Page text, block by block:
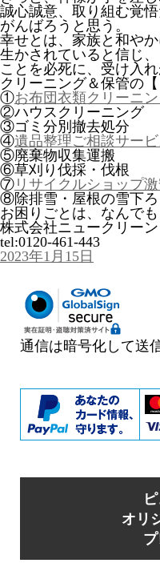
誠心誠意、取り組む覚悟
がんばろうと思う。
幸せとは、家族と和や
生かされていると信じ
ことを必死に、受け入れ
クリーニング＆保管の【
①お布団衣類クリーニ
②ハウスクリーニング
③ゴミ分別撤去処分
④遺品整理ご相談サービ
⑤廃棄物収集運搬
⑥草刈り伐採・伐根
⑦ リサイクルショップ
⑧除排雪・屋根の雪下ろ
お困りごとは、なんでも
株式会社ニュークリーン
tel:0120-461-443
投
2023年1月15日
通信は暗号化して送
オリ